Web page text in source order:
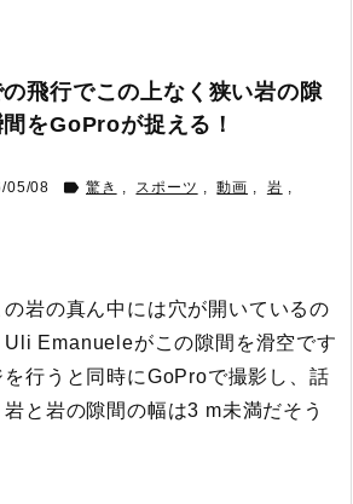

飛行でこの上なく狭い岩の隙
をGoProが捉える！
05/08  驚き , スポーツ , 動画 , 岩 ,
岩の真ん中には穴が開いているの
Uli Emanueleがこの隙間を滑空です
を行うと同時にGoProで撮影し、話
岩と岩の隙間の幅は3 m未満だそう